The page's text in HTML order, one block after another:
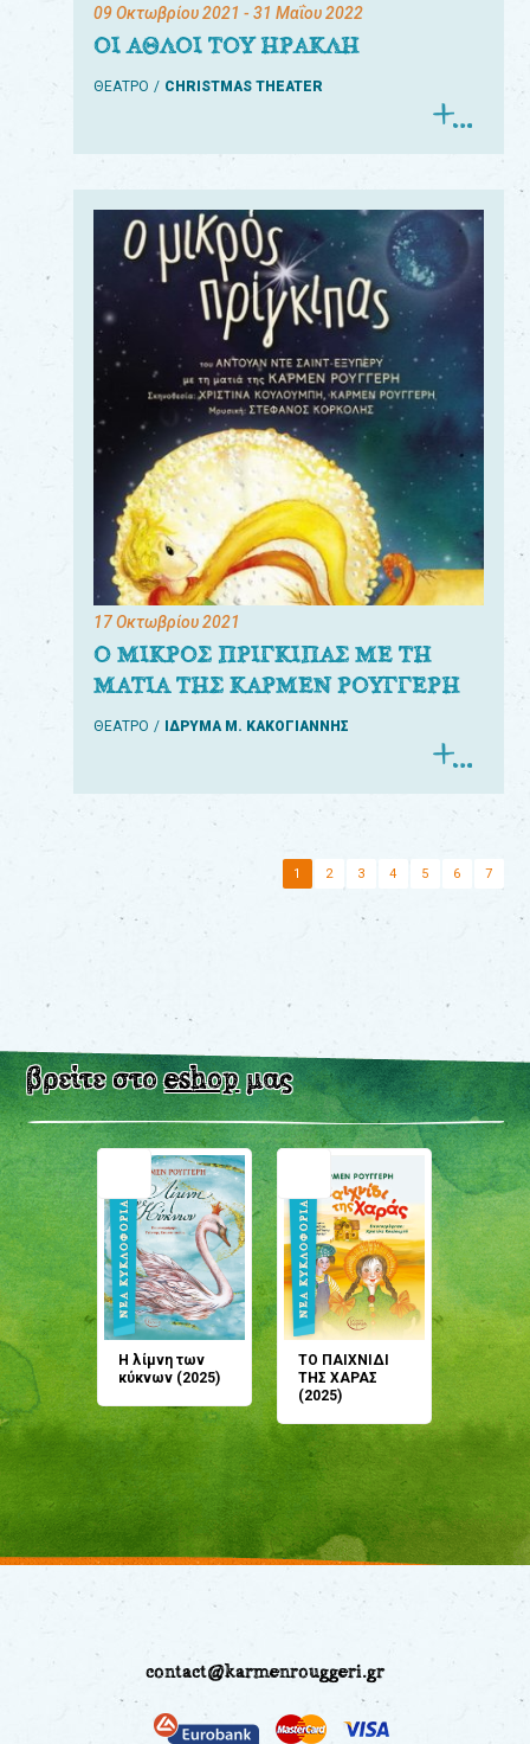
09 Οκτωβρίου 2021 - 31 Μαΐου 2022
ΟΙ ΑΘΛΟΙ ΤΟΥ ΗΡΑΚΛΗ
ΘΕΑΤΡΟ CHRISTMAS THEATER
17 Οκτωβρίου 2021
Ο ΜΙΚΡΟΣ ΠΡΙΓΚΙΠΑΣ ΜΕ ΤΗ
ΜΑΤΙΑ ΤΗΣ ΚΑΡΜΕΝ ΡΟΥΓΓΕΡΗ
ΘΕΑΤΡΟ ΙΔΡΥΜΑ Μ. ΚΑΚΟΓΙΑΝΝΗΣ
1 2 3 4 5 6 7
βρείτε στοeshopμας
Η λίμνη των
κύκνων (2025)
ΤΟ ΠΑΙΧΝΙΔΙ
ΤΗΣ ΧΑΡΑΣ
(2025)
μου;
(2024)
contact@karmenrouggeri.gr